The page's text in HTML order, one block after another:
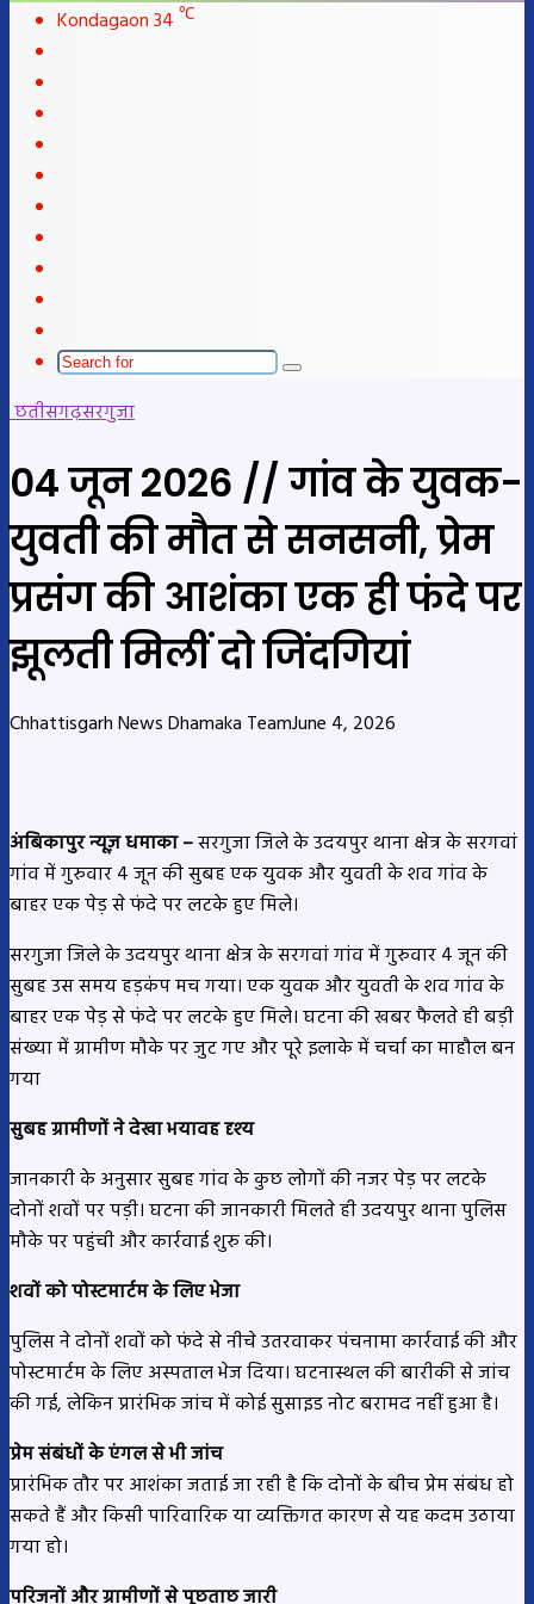
Kondagaon34 ℃
skin
Search
छतीसगढ़सरगुजा
04 जून 2026 // गांव के युवक-
युवती की मौत से सनसनी, प्रेम
प्रसंग की आशंका एक ही फंदे पर
झूलती मिलीं दो जिंदगियां
Chhattisgarh News Dhamaka TeamJune 4, 2026
अंबिकापुर न्यूज़ धमाका –सरगुजा जिले के उदयपुर थाना क्षेत्र के सरगवां
गांव में गुरुवार 4 जून की सुबह एक युवक और युवती के शव गांव के
बाहर एक पेड़ से फंदे पर लटके हुए मिले।
सरगुजा जिले के उदयपुर थाना क्षेत्र के सरगवां गांव में गुरुवार 4 जून की
सुबह उस समय हड़कंप मच गया। एक युवक और युवती के शव गांव के
बाहर एक पेड़ से फंदे पर लटके हुए मिले। घटना की खबर फैलते ही बड़ी
संख्या में ग्रामीण मौके पर जुट गए और पूरे इलाके में चर्चा का माहौल बन
गया
सुबह ग्रामीणों ने देखा भयावह दृश्य
जानकारी के अनुसार सुबह गांव के कुछ लोगों की नजर पेड़ पर लटके
दोनों शवों पर पड़ी। घटना की जानकारी मिलते ही उदयपुर थाना पुलिस
मौके पर पहुंची और कार्रवाई शुरु की।
शवों को पोस्टमार्टम के लिए भेजा
पुलिस ने दोनों शवों को फंदे से नीचे उतरवाकर पंचनामा कार्रवाई की और
पोस्टमार्टम के लिए अस्पताल भेज दिया। घटनास्थल की बारीकी से जांच
की गई, लेकिन प्रारंभिक जांच में कोई सुसाइड नोट बरामद नहीं हुआ है।
प्रेम संबंधों के एंगल से भी जांच
प्रारंभिक तौर पर आशंका जताई जा रही है कि दोनों के बीच प्रेम संबंध हो
सकते हैं और किसी पारिवारिक या व्यक्तिगत कारण से यह कदम उठाया
गया हो।